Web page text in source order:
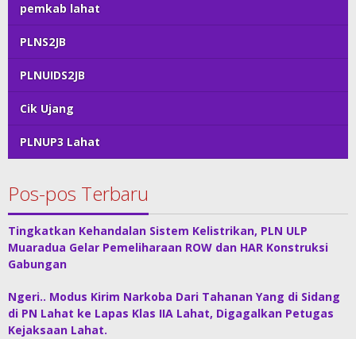
pemkab lahat
PLNS2JB
PLNUIDS2JB
Cik Ujang
PLNUP3 Lahat
Pos-pos Terbaru
Tingkatkan Kehandalan Sistem Kelistrikan, PLN ULP
Muaradua Gelar Pemeliharaan ROW dan HAR Konstruksi
Gabungan
Ngeri.. Modus Kirim Narkoba Dari Tahanan Yang di Sidang
di PN Lahat ke Lapas Klas IIA Lahat, Digagalkan Petugas
Kejaksaan Lahat.